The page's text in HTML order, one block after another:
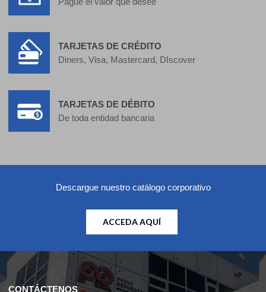
TARJETAS DE CRÉDITO
Diners, Visa, Mastercard, DIscover
TARJETAS DE DÉBITO
De toda entidad bancaria
Descargue nuestro catálogo corporativo
ACCEDA AQUÍ
CONTÁCTENOS